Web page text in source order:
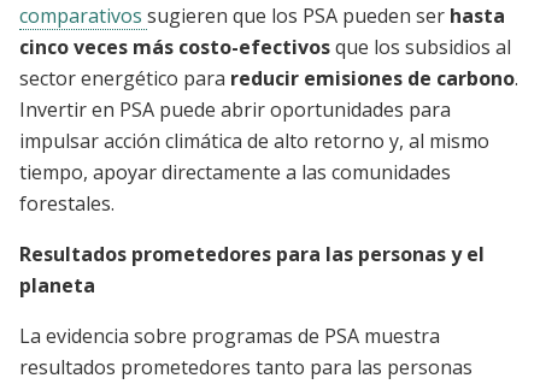
comparativos sugieren que los PSA pueden ser hasta
cinco veces más costo-efectivosque los subsidios al
sector energético para reducir emisiones de carbono.
Invertir en PSA puede abrir oportunidades para
impulsar acción climática de alto retorno y, al mismo
tiempo, apoyar directamente a las comunidades
forestales.
Resultados prometedores para las personas y el
planeta
La evidencia sobre programas de PSA muestra
resultados prometedores tanto para las personas